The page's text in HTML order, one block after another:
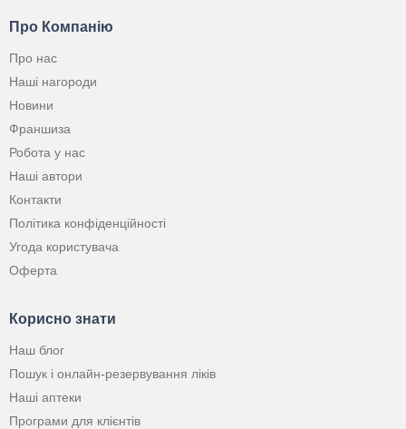
Про Компанію
Про нас
Наші нагороди
Новини
Франшиза
Робота у нас
Наші автори
Контакти
Політика конфіденційності
Угода користувача
Оферта
Корисно знати
Наш блог
Пошук і онлайн-резервування ліків
Наші аптеки
Програми для клієнтів